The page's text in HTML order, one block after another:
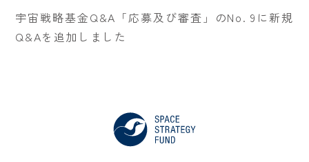
宇宙戦略基金Q&A「応募及び審査」のNo. 9に新規
Q&Aを追加しました